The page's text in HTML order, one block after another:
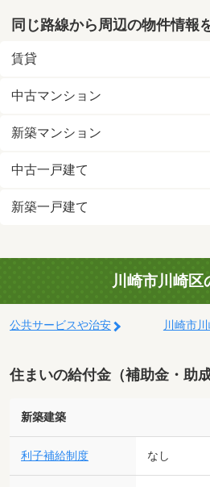
同じ路線から周辺の物件情報
賃貸
中古マンション
新築マンション
中古一戸建て
新築一戸建て
川崎市川崎区
公共サービスや治安 川崎市
住まいの給付金（補助金・助成
新築建築
利子補給制度 なし